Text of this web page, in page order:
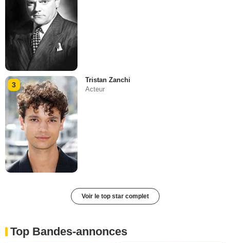
3
Tristan Zanchi
Acteur
Voir le top star complet
Top Bandes-annonces